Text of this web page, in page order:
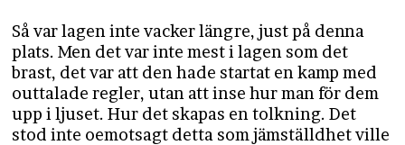
Så var lagen inte vacker längre, just på denna
plats. Men det var inte mest i lagen som det
brast, det var att den hade startat en kamp med
outtalade regler, utan att inse hur man för dem
upp i ljuset. Hur det skapas en tolkning. Det
stod inte oemotsagt detta som jämställdhet ville